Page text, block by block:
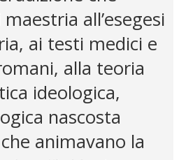
all’esegesi
ai testi medici e
alla teoria
ideologica,
nascosta
animavano la